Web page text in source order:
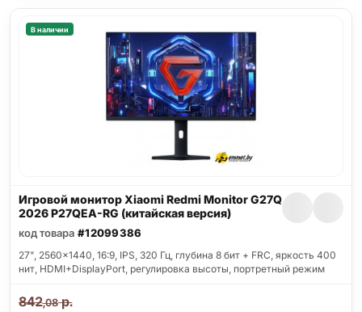
В наличии
Игровой монитор Xiaomi Redmi Monitor G27Q
2026 P27QEA-RG (китайская версия)
код товара #12099386
27", 2560x1440, 16:9, IPS, 320 Гц, глубина 8 бит + FRC, яркость 400
нит, HDMI+DisplayPort, регулировка высоты, портретный режим
842,08р.